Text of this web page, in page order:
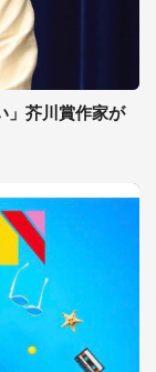
」芥川賞作家が